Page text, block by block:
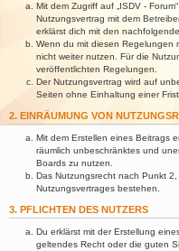
Mit dem Zugriff auf „ISDV -
Nutzungsvertrag mit dem
erklärst dich mit den
Wenn du mit diesen Regelungen
nicht weiter nutzen. Für die
veröffentlichten Regelungen.
Der Nutzungsvertrag wird auf
Seiten ohne Einhaltung einer
2. EINRÄUMUNG VON
Mit dem Erstellen eines Beitrags
räumlich unbeschränktes und
Boards zu nutzen.
Das Nutzungsrecht nach Punkt
Nutzungsvertrages bestehen.
3. PFLICHTEN DES NUTZERS
Du erklärst mit der Erstellung
geltendes Recht oder die guten